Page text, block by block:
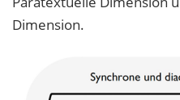
Dimension.